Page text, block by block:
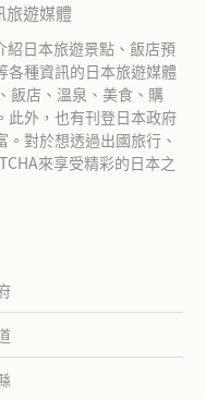
旅遊媒體
紹日本旅遊景點、飯店預
各種資訊的日本旅遊媒體
飯店、溫泉、美食、購
此外，也有刊登日本政府
對於想透過出國旅行、
來享受精彩的日本之